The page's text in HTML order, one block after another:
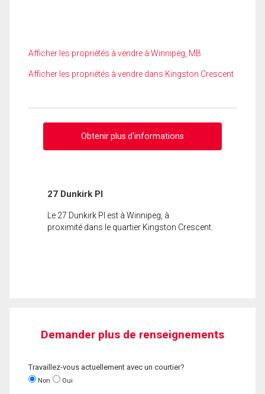
Afficher les propriétés à vendre à Winnipeg, MB
Afficher les propriétés à vendre dans Kingston Crescent
Obtenir plus d'informations
27 Dunkirk Pl
Le 27 Dunkirk Pl est à Winnipeg, à
proximité dans le quartier Kingston Crescent.
Demander plus de renseignements
Travaillez-vous actuellement avec un courtier?
Non Oui